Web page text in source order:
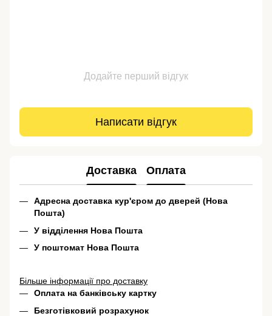
Додайте перший відгук
Написати відгук
Доставка Оплата
Адресна доставка кур'єром до дверей (Нова
Пошта)
У відділення Нова Пошта
У поштомат Нова Пошта
Більше інформації про доставку
Оплата на банківську картку
Безготівковий розрахунок